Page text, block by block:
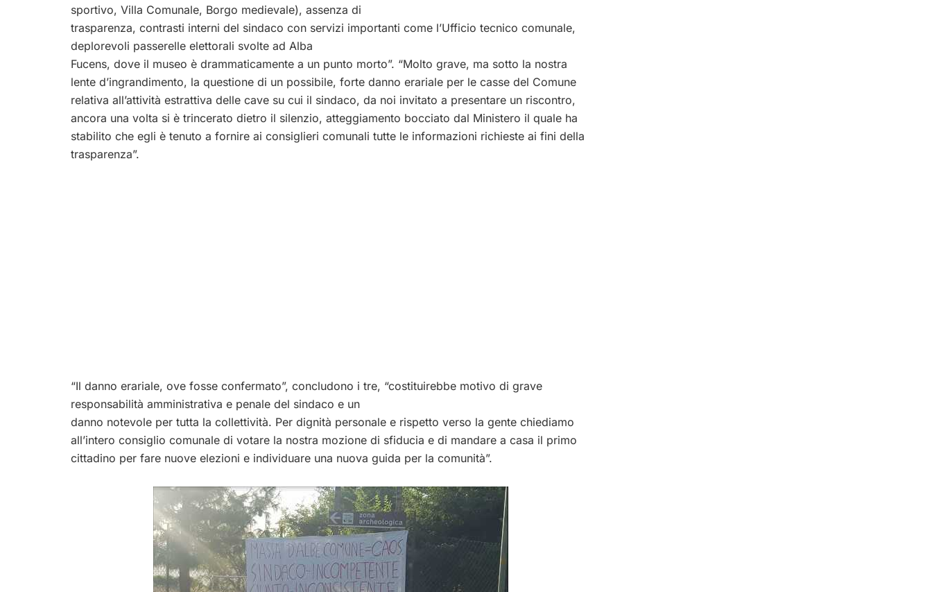
sportivo, Villa Comunale, Borgo medievale), assenza di
trasparenza, contrasti interni del sindaco con servizi importanti come l’Ufficio tecnico comunale,
deplorevoli passerelle elettorali svolte ad Alba
Fucens, dove il museo è drammaticamente a un punto morto”. “Molto grave, ma sotto la nostra
lente d’ingrandimento, la questione di un possibile, forte danno erariale per le casse del Comune
relativa all’attività estrattiva delle cave su cui il sindaco, da noi invitato a presentare un riscontro,
ancora una volta si è trincerato dietro il silenzio, atteggiamento bocciato dal Ministero il quale ha
stabilito che egli è tenuto a fornire ai consiglieri comunali tutte le informazioni richieste ai fini della
trasparenza”.
“Il danno erariale, ove fosse confermato”, concludono i tre, “costituirebbe motivo di grave
responsabilità amministrativa e penale del sindaco e un
danno notevole per tutta la collettività. Per dignità personale e rispetto verso la gente chiediamo
all’intero consiglio comunale di votare la nostra mozione di sfiducia e di mandare a casa il primo
cittadino per fare nuove elezioni e individuare una nuova guida per la comunità”.